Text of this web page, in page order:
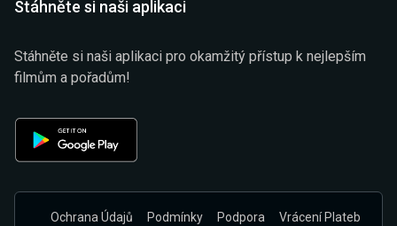
Stáhněte si naši aplikaci
Stáhněte si naši aplikaci pro okamžitý přístup k nejlepším
filmům a pořadům!
Ochrana Údajů Podmínky Podpora
Vrácení Plateb